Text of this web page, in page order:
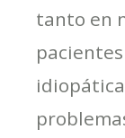
tanto en